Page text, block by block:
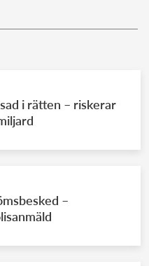
i rätten – riskerar
–